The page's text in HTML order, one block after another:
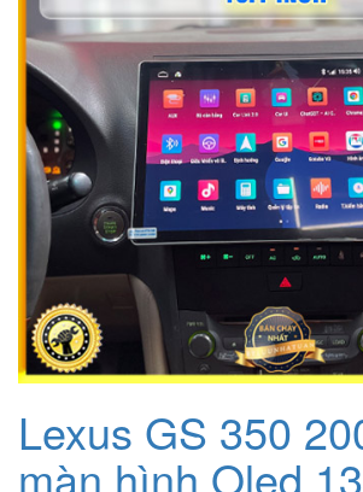
Lexus GS 350
màn hình Oled